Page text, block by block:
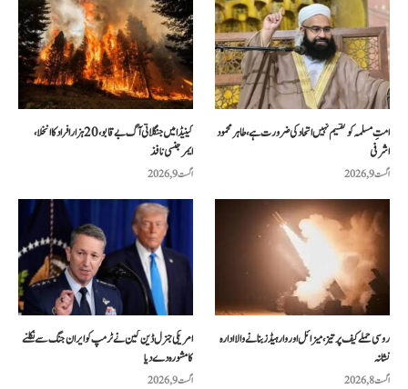
کینیڈا میں جنگلاتی آگ بے قابو، 20 ہزار افراد کا انخلا،
ایمرجنسی نافذ
اگست 9, 2026
امتِ مسلمہ کو تقسیم نہیں اتحاد کی ضرورت ہے، طاہر محمود
اشرفی
اگست 9, 2026
امریکی جنرل ڈین کین نے ٹرمپ کو ایران جنگ سے نکلنے
کا مشورہ دے دیا
اگست 9, 2026
روسی حملے کیف پر تیز، میزائل اور وار ہیڈز بنانے والا ادارہ
نشانہ
اگست 8, 2026